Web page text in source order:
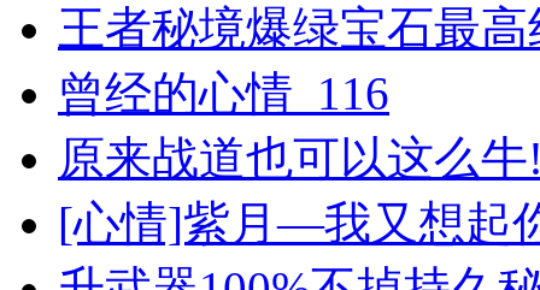
王者秘境爆绿宝石最
曾经的心情_116
原来战道也可以这么牛
[心情]紫月―我又想起